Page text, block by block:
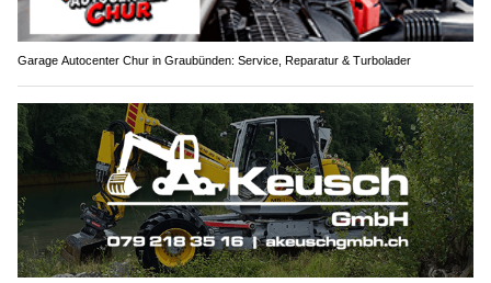
Garage Autocenter Chur in Graubünden: Service, Reparatur & Turbolader